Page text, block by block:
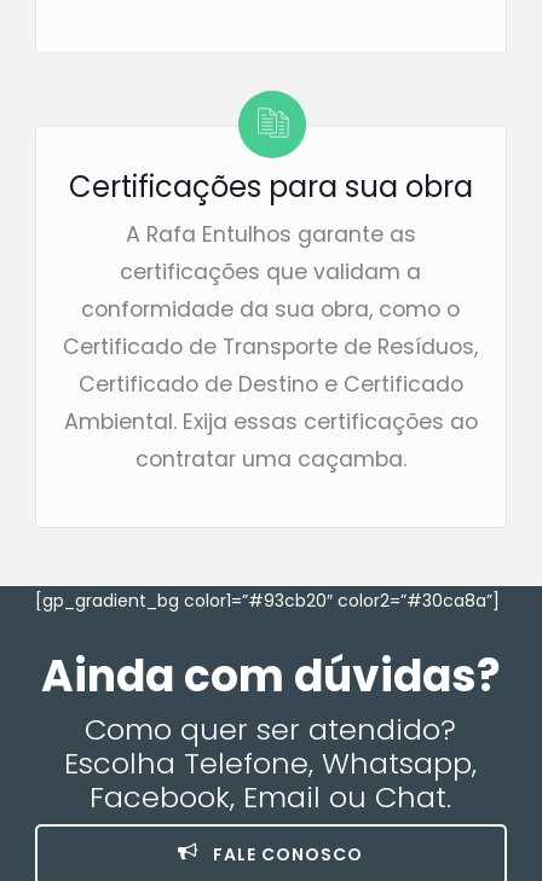
Certificações para sua obra
A Rafa Entulhos garante as
certificações que validam a
conformidade da sua obra, como o
Certificado de Transporte de Resíduos,
Certificado de Destino e Certificado
Ambiental. Exija essas certificações ao
contratar uma caçamba.
[gp_gradient_bg color1=”#93cb20″ color2=”#30ca8a”]
Ainda com dúvidas?
Como quer ser atendido?
Escolha Telefone, Whatsapp,
Facebook, Email ou Chat.
FALE CONOSCO